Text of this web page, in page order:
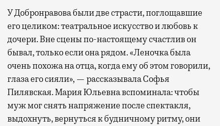
У Добронравова были две страсти, поглощавшие
его целиком: театральное искусство и любовь к
дочери. Вне сцены по-настоящему счастлив он
бывал, только если она рядом. «Леночка была
очень похожа на отца, когда ему об этом говорили,
глаза его сияли», — рассказывала Софья
Пилявская. Мария Юльевна вспоминала: чтобы
муж мог снять напряжение после спектакля,
выдохнуть, вернуться к будничному ритму, они